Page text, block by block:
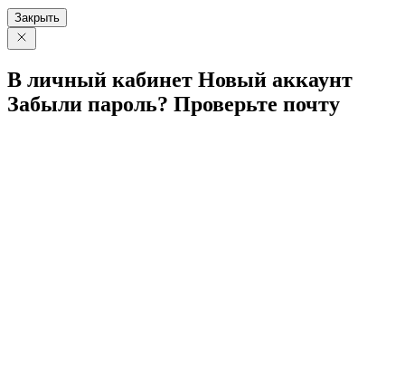
Закрыть
В личный кабинет Новый аккаунт
Забыли пароль? Проверьте почту